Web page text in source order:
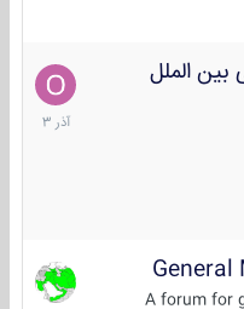
الملل
21
آذر
1403
A forum
10
خرداد